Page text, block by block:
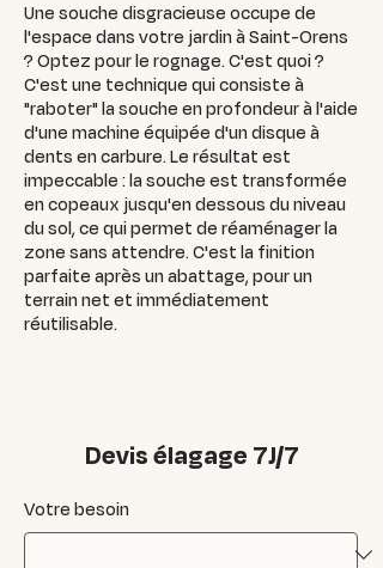
Une souche disgracieuse occupe de
l'espace dans votre jardin à Saint-Orens
? Optez pour le rognage. C'est quoi ?
C'est une technique qui consiste à
"raboter" la souche en profondeur à l'aide
d'une machine équipée d'un disque à
dents en carbure. Le résultat est
impeccable : la souche est transformée
en copeaux jusqu'en dessous du niveau
du sol, ce qui permet de réaménager la
zone sans attendre. C'est la finition
parfaite après un abattage, pour un
terrain net et immédiatement
réutilisable.
Devis élagage 7J/7
Votre besoin